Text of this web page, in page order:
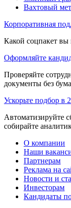
Вахтовый
Корпоративная
Какой соцпакет вы
Оформляйте
Проверяйте
документы без
Ускорьте подбор в
Автоматизируйте
собирайте
О компании
Наши
Партнерам
Реклама на
Новости и
Инвесторам
Кандидаты